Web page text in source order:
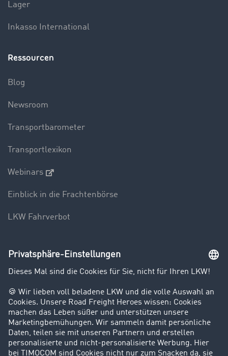
Lager
Inkasso International
Ressourcen
Blog
Newsroom
Transportbarometer
Transportlexikon
Webinars
Einblick in die Frachtenbörse
LKW Fahrverbot
Unternehmen
Kunden werben Kunden
Success Stories
Karriere
Support